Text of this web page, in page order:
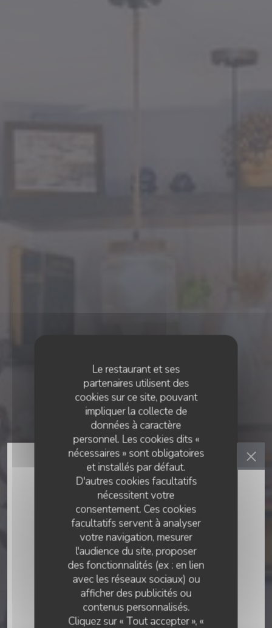
Le restaurant et ses
partenaires utilisent des
cookies sur ce site, pouvant
impliquer la collecte de
données à caractère
personnel. Les cookies dits «
nécessaires » sont obligatoires
et installés par défaut.
D'autres cookies facultatifs
nécessitent votre
consentement. Ces cookies
facultatifs servent à analyser
votre navigation, mesurer
l'audience du site, proposer
des fonctionnalités (ex : en lien
avec les réseaux sociaux) ou
afficher des publicités ou
contenus personnalisés.
Cliquez sur « Tout accepter », «
RESTAURANT TRADITIONNEL
• NICE